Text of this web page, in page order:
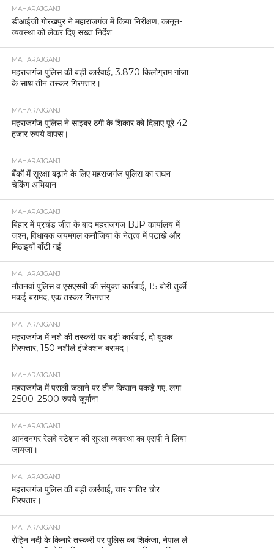
MAHARAJGANJ
डीआईजी गोरखपुर ने महाराजगंज में किया निरीक्षण, कानून-
व्यवस्था को लेकर दिए सख्त निर्देश
MAHARAJGANJ
महराजगंज पुलिस की बड़ी कार्रवाई, 3.870 किलोग्राम गांजा
के साथ तीन तस्कर गिरफ्तार।
MAHARAJGANJ
महराजगंज पुलिस ने साइबर ठगी के शिकार को दिलाए पूरे 42
हजार रुपये वापस।
MAHARAJGANJ
बैंकों में सुरक्षा बढ़ाने के लिए महराजगंज पुलिस का सघन
चेकिंग अभियान
MAHARAJGANJ
बिहार में प्रचंड जीत के बाद महराजगंज BJP कार्यालय में
जश्न, विधायक जयमंगल कनौजिया के नेतृत्व में पटाखे और
मिठाइयाँ बाँटी गईं
MAHARAJGANJ
नौतनवां पुलिस व एसएसबी की संयुक्त कार्रवाई, 15 बोरी तुर्की
मकई बरामद, एक तस्कर गिरफ्तार
MAHARAJGANJ
महराजगंज में नशे की तस्करी पर बड़ी कार्रवाई, दो युवक
गिरफ्तार, 150 नशीले इंजेक्शन बरामद।
MAHARAJGANJ
महराजगंज में पराली जलाने पर तीन किसान पकड़े गए, लगा
2500-2500 रुपये जुर्माना
MAHARAJGANJ
आनंदनगर रेलवे स्टेशन की सुरक्षा व्यवस्था का एसपी ने लिया
जायजा।
MAHARAJGANJ
महराजगंज पुलिस की बड़ी कार्रवाई, चार शातिर चोर
गिरफ्तार।
MAHARAJGANJ
रोहिन नदी के किनारे तस्करी पर पुलिस का शिकंजा, नेपाल ले